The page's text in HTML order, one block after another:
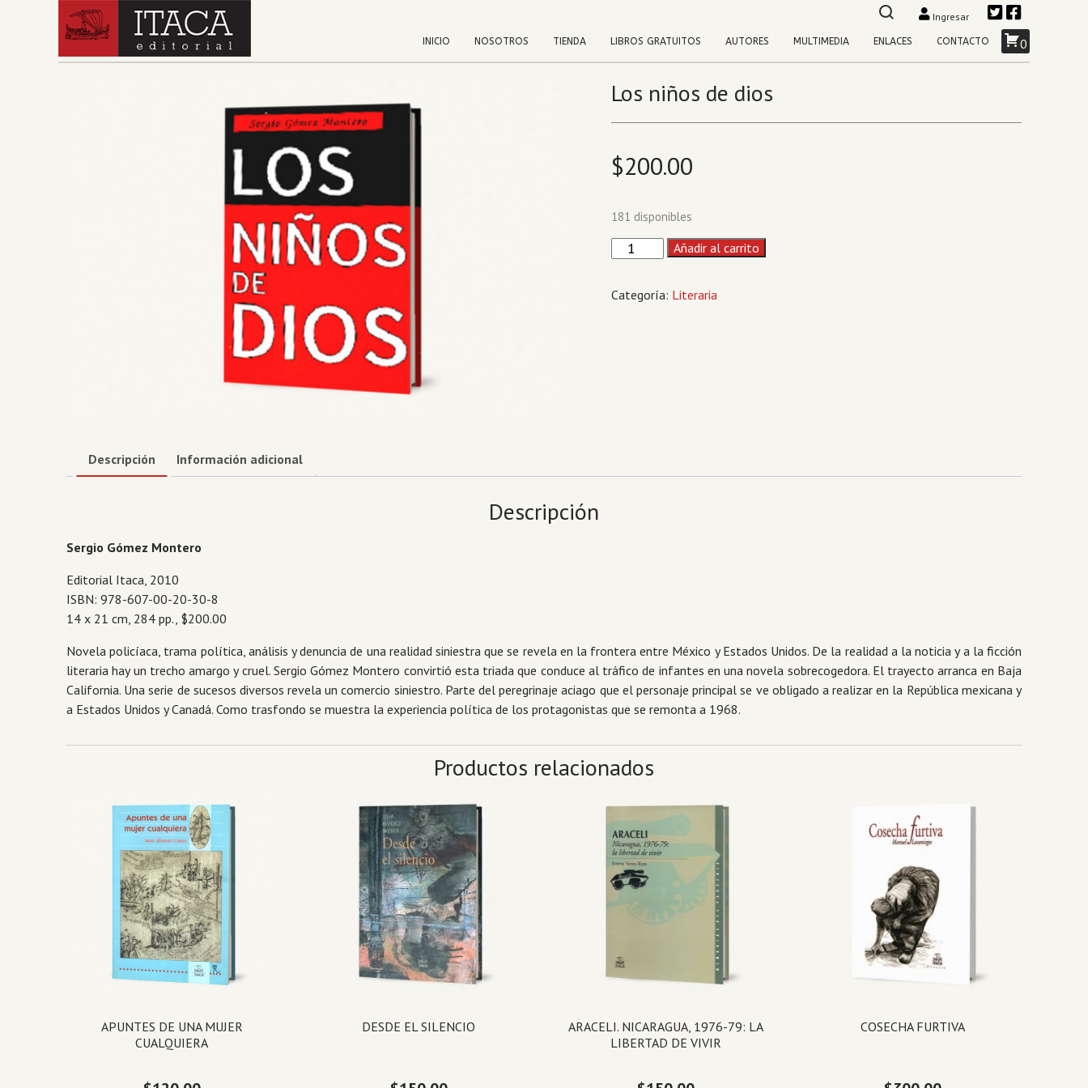
Ingresar
0
INICIO NOSOTROS TIENDA LIBROS GRATUITOS AUTORES MULTIMEDIA ENLACES CONTACTO
Los niños de dios
$200.00
181 disponibles
Los
dios
Añadir al carrito
Categoría: Literaria
Descripción Información adicional
Descripción
Sergio Gómez Montero
Editorial Itaca, 2010
ISBN: 978-607-00-20-30-8
14 x 21 cm, 284 pp., $200.00
Novela policíaca, trama política, análisis y denuncia de una realidad siniestra que se revela en la frontera entre México y Estados Unidos. De la realidad a la noticia y a la ficción
literaria hay un trecho amargo y cruel. Sergio Gómez Montero convirtió esta triada que conduce al tráfico de infantes en una novela sobrecogedora. El trayecto arranca en Baja
California. Una serie de sucesos diversos revela un comercio siniestro. Parte del peregrinaje aciago que el personaje principal se ve obligado a realizar en la República mexicana y
a Estados Unidos y Canadá. Como trasfondo se muestra la experiencia política de los protagonistas que se remonta a 1968.
Productos relacionados
APUNTES DE UNA MUJER
CUALQUIERA
DESDE EL SILENCIO
ARACELI. NICARAGUA, 1976-79: LA
LIBERTAD DE VIVIR
COSECHA FURTIVA